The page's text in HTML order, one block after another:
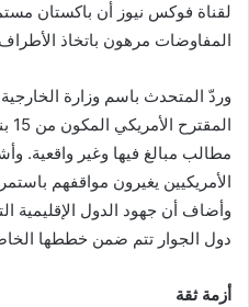
لقناة فوكس نيوز أن باكستان
المفاوضات مرهون باتخاذ
وردّ المتحدث باسم وزارة
مطالب مبالغ فيها وغير واقعية.
الأمريكيين يغيرون مواقفهم
وأضاف أن جهود الدول الإقليمية
دول الجوار تتم ضمن خططها
أزمة ثقة